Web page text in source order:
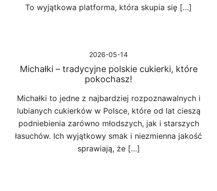
To wyjątkowa platforma, która skupia się […]
2026-05-14
Michałki – tradycyjne polskie cukierki, które
pokochasz!
Michałki to jedne z najbardziej rozpoznawalnych i
lubianych cukierków w Polsce, które od lat cieszą
podniebienia zarówno młodszych, jak i starszych
łasuchów. Ich wyjątkowy smak i niezmienna jakość
sprawiają, że […]